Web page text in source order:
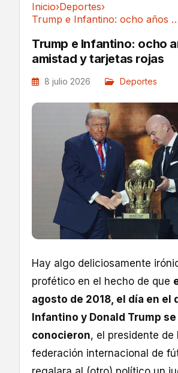
Inicio›Deportes›
Trump e Infantino: ocho
Trump e Infantino: ocho
amistad y tarjetas rojas
8 julio 2026 Deportes
Hay algo deliciosamente
profético en el hecho de que
agosto de 2018, el día en el
Infantino y Donald Trump se
conocieron, el presidente de
federación internacional de